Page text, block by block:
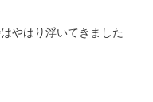
やはり浮いてきました